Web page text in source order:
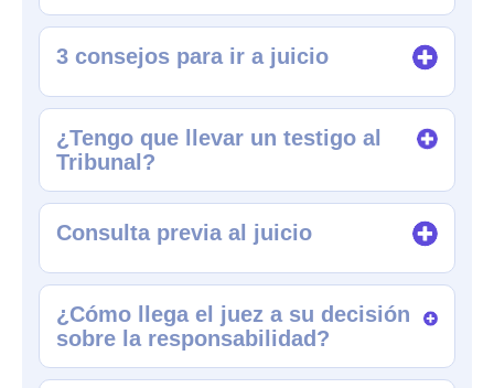
3 consejos para ir a juicio
¿Tengo que llevar un testigo al
Tribunal?
Consulta previa al juicio
¿Cómo llega el juez a su decisión
sobre la responsabilidad?